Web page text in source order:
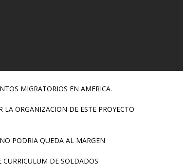
MIGRATORIOS EN AMERICA.
LA ORGANIZACION DE ESTE PROYECTO
PODRIA QUEDA AL MARGEN
DE SOLDADOS